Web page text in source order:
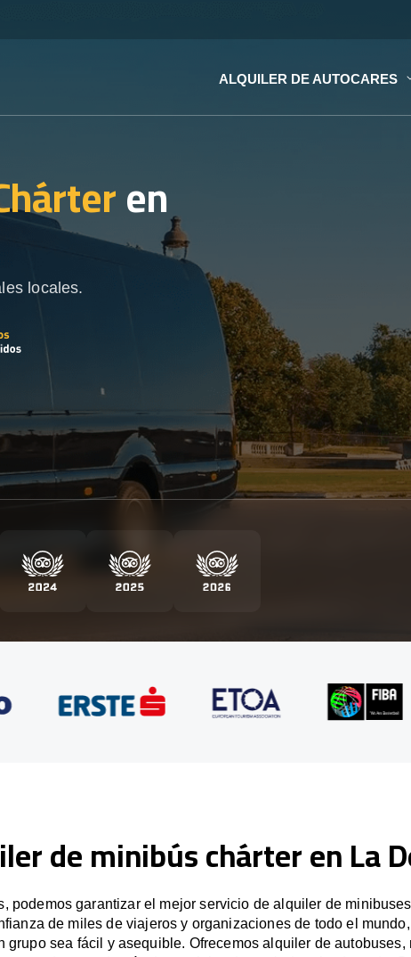
ALQUILER DE AUTOCARES
en
locales.
de minibús chárter en La
podemos garantizar el mejor servicio de alquiler de
de miles de viajeros y organizaciones de todo el
grupo sea fácil y asequible. Ofrecemos alquiler de autobuses,